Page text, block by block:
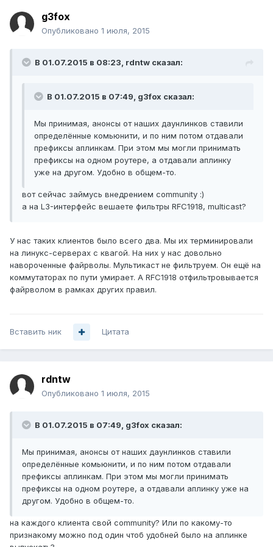
g3fox
Опубликовано 1 июля, 2015
В 01.07.2015 в 08:23, rdntw сказал:
В 01.07.2015 в 07:49, g3fox сказал:
Мы принимая, анонсы от наших даунлинков ставили
определённые комьюнити, и по ним потом отдавали
префиксы аплинкам. При этом мы могли принимать
префиксы на одном роутере, а отдавали аплинку
уже на другом. Удобно в общем-то.
вот сейчас займусь внедрением community :)
а на L3-интерфейс вешаете фильтры RFC1918, multicast?
У нас таких клиентов было всего два. Мы их терминировали
на линукс-серверах с квагой. На них у нас довольно
навороченные файрволы. Мультикаст не фильтруем. Он ещё на
коммутаторах по пути умирает. А RFC1918 отфильтровывается
файрволом в рамках других правил.
Вставить ник Цитата
rdntw
Опубликовано 1 июля, 2015
В 01.07.2015 в 07:49, g3fox сказал:
Мы принимая, анонсы от наших даунлинков ставили
определённые комьюнити, и по ним потом отдавали
префиксы аплинкам. При этом мы могли принимать
префиксы на одном роутере, а отдавали аплинку уже на
другом. Удобно в общем-то.
на каждого клиента свой community? Или по какому-то
признакому можно под один чтоб удобней было на аплинке